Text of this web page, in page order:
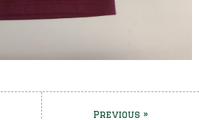
Previous »